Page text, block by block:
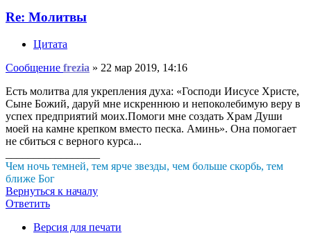
Re: Молитвы
Цитата
Сообщение frezia » 22 мар 2019, 14:16
Есть молитва для укрепления духа: «Господи Иисусе Христе,
Сыне Божий, даруй мне искреннюю и непоколебимую веру в
успех предприятий моих.Помоги мне создать Храм Души
моей на камне крепком вместо песка. Аминь». Она помогает
не сбиться с верного курса...
Чем ночь темней, тем ярче звезды, чем больше скорбь, тем
ближе Бог
Вернуться к началу
Ответить
Ответить
Версия для печати